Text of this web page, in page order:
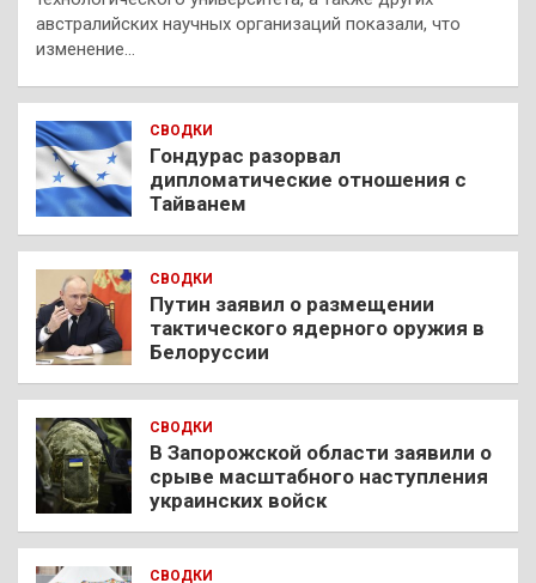
австралийских научных организаций показали, что
изменение…
СВОДКИ
Гондурас разорвал
дипломатические отношения с
Тайванем
СВОДКИ
Путин заявил о размещении
тактического ядерного оружия в
Белоруссии
СВОДКИ
В Запорожской области заявили о
срыве масштабного наступления
украинских войск
СВОДКИ